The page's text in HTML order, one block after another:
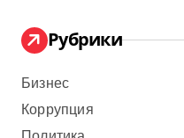
Рубрики
Бизнес
Коррупция